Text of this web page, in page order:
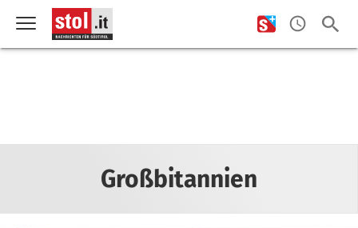
Großbitannien